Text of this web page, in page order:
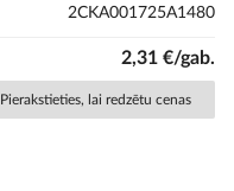
2CKA001725A1480
2,31 €/gab.
Pierakstieties, lai redzētu cenas